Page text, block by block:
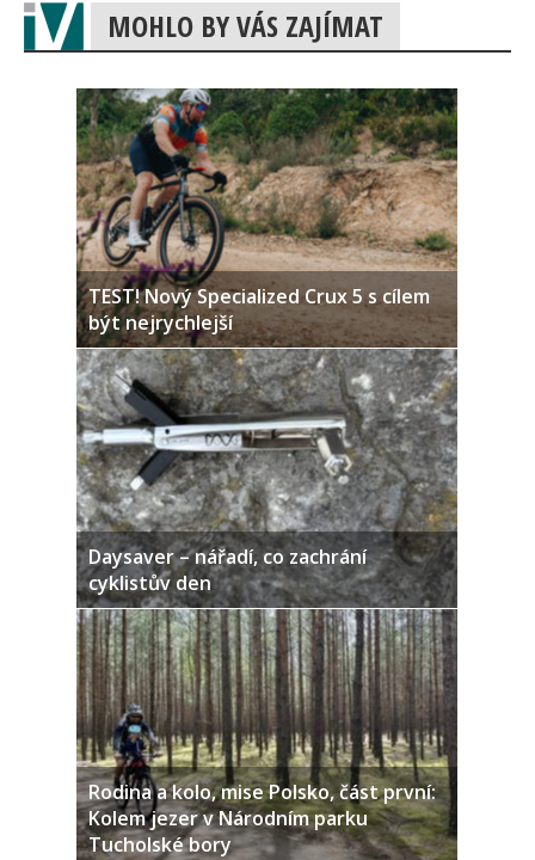
MOHLO BY VÁS ZAJÍMAT
TEST! Nový Specialized Crux 5 s cílem
být nejrychlejší
Daysaver – nářadí, co zachrání
cyklistův den
Rodina a kolo, mise Polsko, část první:
Kolem jezer v Národním parku
Tucholské bory